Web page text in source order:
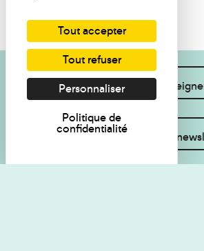
Je souhaite des
Inscrivez-vous à la
Tout accepter
Tout refuser
Personnaliser
Politique de
confidentialité